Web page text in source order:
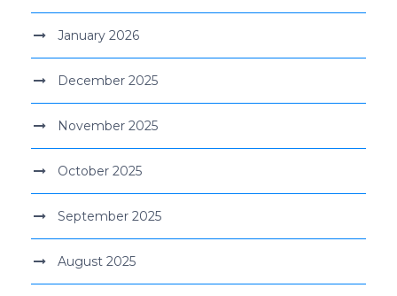
January 2026
December 2025
November 2025
October 2025
September 2025
August 2025